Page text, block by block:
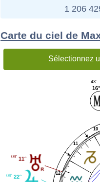
1 206
Carte du ciel de
Sélectionnez
10
11
12
16°
43'
11°
09'
22°
09'